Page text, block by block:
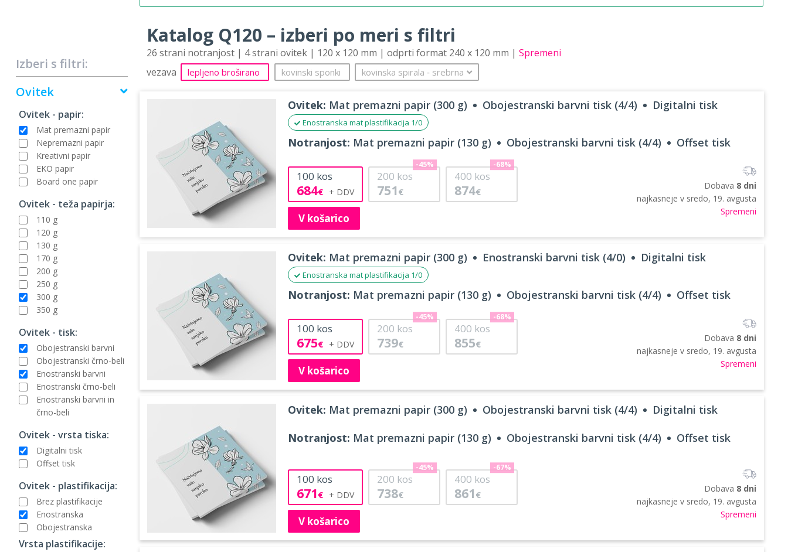
Izberi s filtri:
Ovitek
Ovitek - papir:
Mat premazni papir
Nepremazni papir
Kreativni papir
EKO papir
Board one papir
Ovitek - teža papirja:
110 g
120 g
130 g
170 g
200 g
250 g
300 g
350 g
Ovitek - tisk:
Obojestranski barvni
Obojestranski črno-beli
Enostranski barvni
Enostranski črno-beli
Enostranski barvni in
črno-beli
Ovitek - vrsta tiska:
Digitalni tisk
Offset tisk
Ovitek - plastifikacija:
Brez plastifikacije
Enostranska
Obojestranska
Vrsta plastifikacije:
Katalog Q120 – izberi po meri s filtri
26 strani notranjost | 4 strani ovitek | 120 x 120 mm | odprti format 240 x 120 mm | Spremeni
vezava
lepljeno broširano kovinski sponki kovinska spirala ‐ srebrna
Ovitek: Mat premazni papir (300 g) Obojestranski barvni tisk (4/4) Digitalni tisk
Enostranska mat plastifikacija 1/0
Notranjost: Mat premazni papir (130 g) Obojestranski barvni tisk (4/4) Offset tisk
100 kos
684€
200 kos
751 €
-45%
400 kos
874€
-68%
V košarico
Dobava 8 dni
najkasneje v sredo, 19. avgusta
Spremeni
Ovitek: Mat premazni papir (300 g) Enostranski barvni tisk (4/0) Digitalni tisk
Enostranska mat plastifikacija 1/0
Notranjost: Mat premazni papir (130 g) Obojestranski barvni tisk (4/4) Offset tisk
100 kos
675€
200 kos
739€
-45%
400 kos
855€
-68%
V košarico
Dobava 8 dni
najkasneje v sredo, 19. avgusta
Spremeni
Ovitek: Mat premazni papir (300 g) Obojestranski barvni tisk (4/4) Digitalni tisk
Notranjost: Mat premazni papir (130 g) Obojestranski barvni tisk (4/4) Offset tisk
100 kos
671€
200 kos
738€
-45%
400 kos
861 €
-67%
V košarico
Dobava 8 dni
najkasneje v sredo, 19. avgusta
Spremeni